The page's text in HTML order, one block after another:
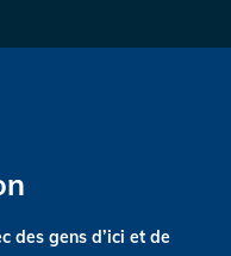
des gens d’ici et de